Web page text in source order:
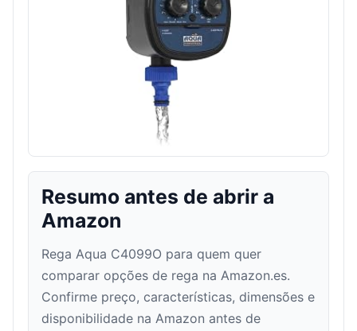
Resumo antes de abrir a
Amazon
Rega Aqua C4099O para quem quer
comparar opções de rega na Amazon.es.
Confirme preço, características, dimensões e
disponibilidade na Amazon antes de